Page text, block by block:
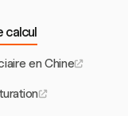
calcul
en Chine